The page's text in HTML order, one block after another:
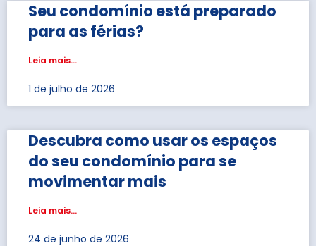
Seu condomínio está preparado
para as férias?
Leia mais...
1 de julho de 2026
Descubra como usar os espaços
do seu condomínio para se
movimentar mais
Leia mais...
24 de junho de 2026